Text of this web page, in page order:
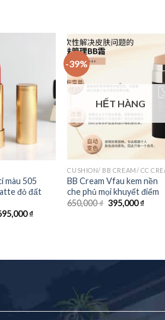
màu 505
đỏ đất
₫
-39%
Add to
Wishlist
HẾT HÀNG
BB Cream Vfau kem nền
che phủ mọi khuyết điểm
650,000₫ 395,000₫